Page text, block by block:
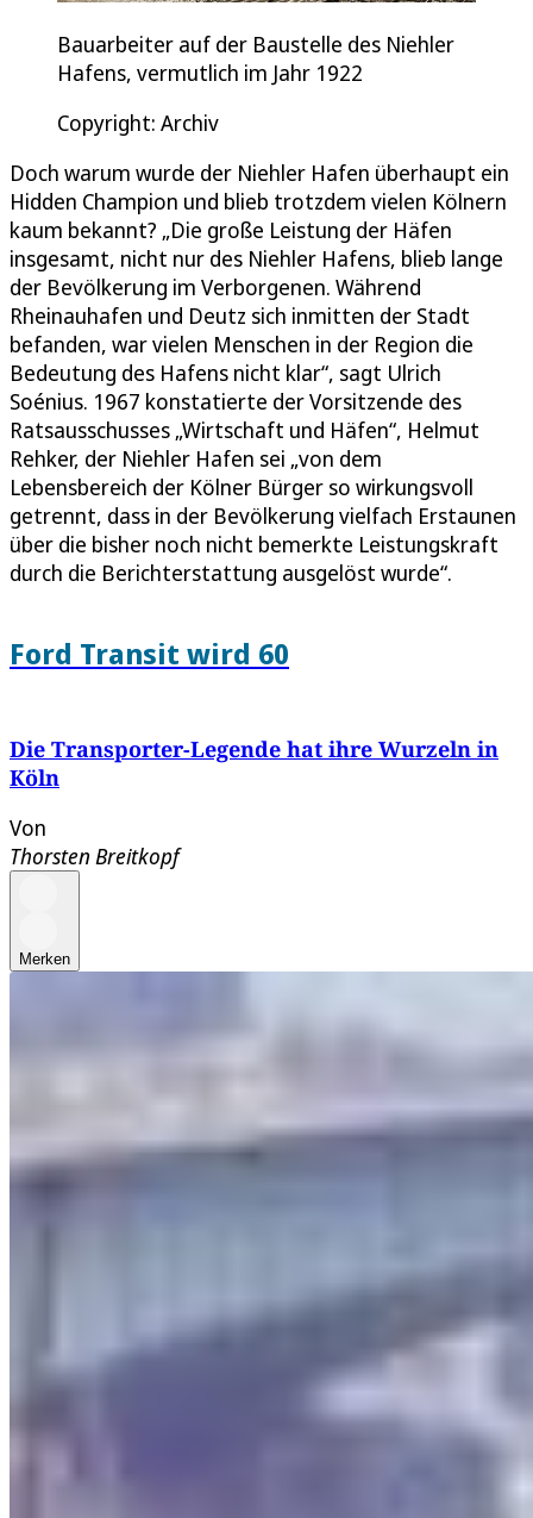
Bauarbeiter auf der Baustelle des Niehler
Hafens, vermutlich im Jahr 1922
Copyright: Archiv
Doch warum wurde der Niehler Hafen überhaupt ein
Hidden Champion und blieb trotzdem vielen Kölnern
kaum bekannt? „Die große Leistung der Häfen
insgesamt, nicht nur des Niehler Hafens, blieb lange
der Bevölkerung im Verborgenen. Während
Rheinauhafen und Deutz sich inmitten der Stadt
befanden, war vielen Menschen in der Region die
Bedeutung des Hafens nicht klar“, sagt Ulrich
Soénius. 1967 konstatierte der Vorsitzende des
Ratsausschusses „Wirtschaft und Häfen“, Helmut
Rehker, der Niehler Hafen sei „von dem
Lebensbereich der Kölner Bürger so wirkungsvoll
getrennt, dass in der Bevölkerung vielfach Erstaunen
über die bisher noch nicht bemerkte Leistungskraft
durch die Berichterstattung ausgelöst wurde“.
Ford Transit wird 60
Die Transporter-Legende hat ihre Wurzeln in
Köln
Von
Thorsten Breitkopf
Merken